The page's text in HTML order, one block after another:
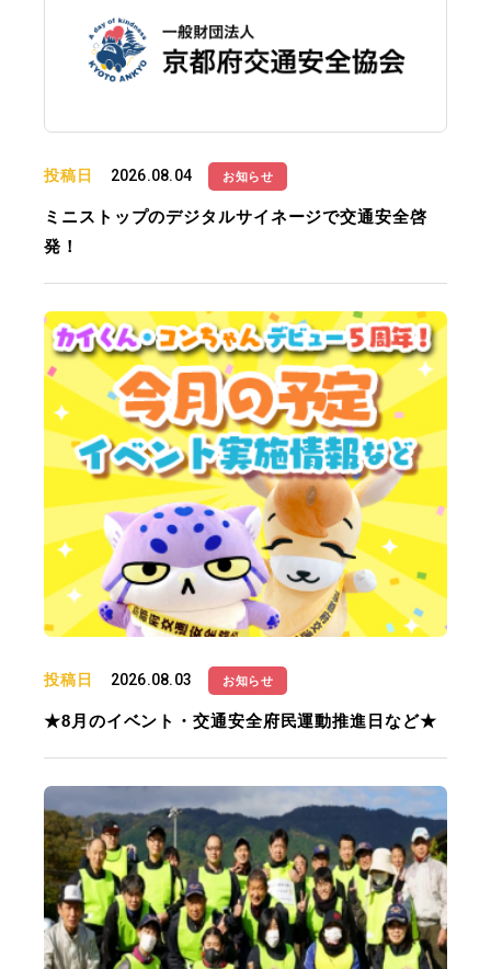
投稿日 2026.08.04 お知らせ
ミニストップのデジタルサイネージで交通安全啓
発！
投稿日 2026.08.03 お知らせ
★8月のイベント・交通安全府民運動推進日など★